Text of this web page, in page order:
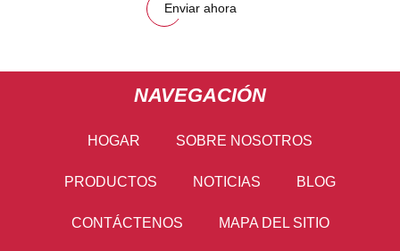
Enviar ahora
NAVEGACIÓN
HOGAR SOBRE NOSOTROS
PRODUCTOS NOTICIAS BLOG
CONTÁCTENOS MAPA DEL SITIO